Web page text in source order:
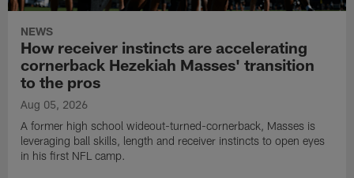
NEWS
How receiver instincts are accelerating
cornerback Hezekiah Masses' transition
to the pros
Aug 05, 2026
A former high school wideout-turned-cornerback, Masses is
leveraging ball skills, length and receiver instincts to open eyes
in his first NFL camp.